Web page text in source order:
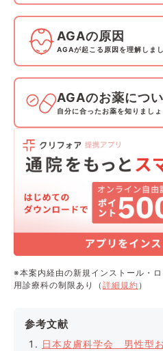
AGAの原因
AGAが起こる原因を理解しまし
AGAのお薬につ
自分に合ったお薬を知りましょ
※本案内経由の新規インストール・
用診療科の制限あり（ 詳細規約 ）
参考文献
日本皮膚科学会 男性型